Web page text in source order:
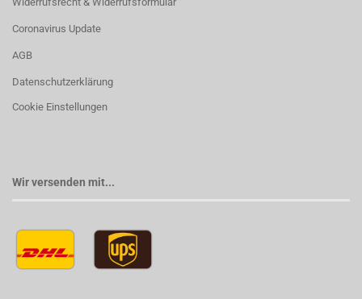
Coronavirus Update
AGB
Datenschutzerklärung
Cookie Einstellungen
Wir versenden mit...